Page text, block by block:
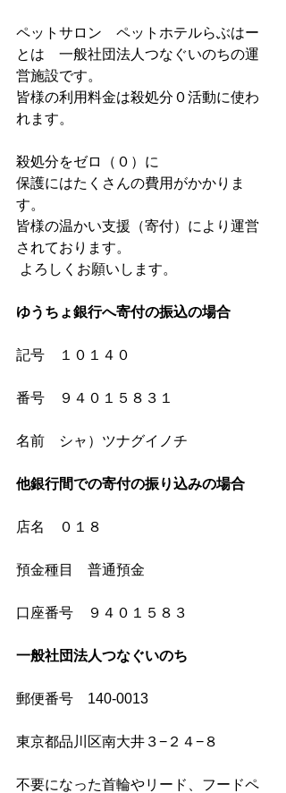
ペットサロン　ペットホテルらぶはー
とは　一般社団法人つなぐいのちの運
営施設です。
皆様の利用料金は殺処分０活動に使わ
れます。
殺処分をゼロ（０）に
保護にはたくさんの費用がかかりま
す。
皆様の温かい支援（寄付）により運営
されております。
よろしくお願いします。
ゆうちょ銀行へ寄付の振込の場合
記号　１０１４０
番号　９４０１５８３１
名前　シャ）ツナグイノチ
他銀行間での寄付の振り込みの場合
店名　０１８
預金種目　普通預金
口座番号　９４０１５８３
一般社団法人つなぐいのち
郵便番号　140-0013
東京都品川区南大井３−２４−８
不要になった首輪やリード、フードペ